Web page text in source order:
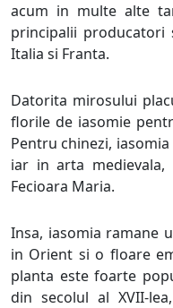
acum in multe alte
principalii producatori
Italia si Franta.
Datorita mirosului
florile de iasomie
Pentru chinezi,
iar in arta medievala,
Fecioara Maria.
Insa, iasomia ramane
in Orient si o floare
planta este foarte
din secolul al XVII-